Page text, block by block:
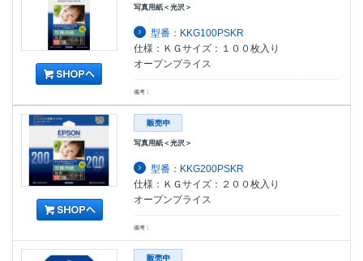
写真用紙＜光沢＞
型番：KKG100PSKR
仕様：ＫＧサイズ：１００枚入り
オープンプライス
備考：
写真用紙＜光沢＞
型番：KKG200PSKR
仕様：ＫＧサイズ：２００枚入り
オープンプライス
備考：